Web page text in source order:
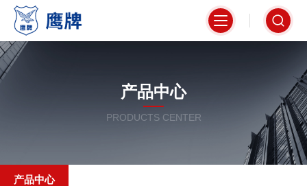
产品中心
PRODUCTS CENTER
产品中心